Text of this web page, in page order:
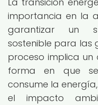
importancia en la
garantizar un
sostenible para las
proceso implica un
forma en que
consume la
el impacto